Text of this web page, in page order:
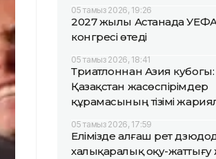
05 тамыз 2026, 19:26
2027 жылы Астанада
конгресі өтеді
05 тамыз 2026, 18:41
Триатлоннан Азия кубогы:
Қазақстан жасөспірімдер
құрамасының тізімі
05 тамыз 2026, 17:59
Елімізде алғаш рет
халықаралық оқу-